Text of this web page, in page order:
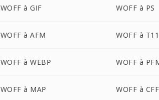
WOFF à GIF WOFF à PS
WOFF à AFM WOFF à T11
WOFF à WEBP WOFF à
WOFF à MAP WOFF à CFF